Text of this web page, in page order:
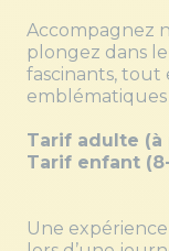
Accompagnez
plongez dans
fascinants, tout
Tarif adulte (à
Tarif enfant
Une